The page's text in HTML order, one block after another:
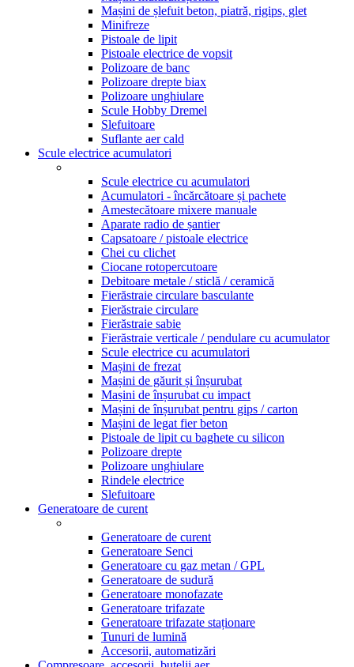
Mașini de șlefuit beton, piatră, rigips, glet
Minifreze
Pistoale de lipit
Pistoale electrice de vopsit
Polizoare de banc
Polizoare drepte biax
Polizoare unghiulare
Scule Hobby Dremel
Slefuitoare
Suflante aer cald
Scule electrice acumulatori
Scule electrice cu acumulatori
Acumulatori - încărcătoare și pachete
Amestecătoare mixere manuale
Aparate radio de șantier
Capsatoare / pistoale electrice
Chei cu clichet
Ciocane rotopercutoare
Debitoare metale / sticlă / ceramică
Fierăstraie circulare basculante
Fierăstraie circulare
Fierăstraie sabie
Fierăstraie verticale / pendulare cu acumulator
Scule electrice cu acumulatori
Mașini de frezat
Mașini de găurit și înșurubat
Mașini de înșurubat cu impact
Mașini de înșurubat pentru gips / carton
Mașini de legat fier beton
Pistoale de lipit cu baghete cu silicon
Polizoare drepte
Polizoare unghiulare
Rindele electrice
Slefuitoare
Generatoare de curent
Generatoare de curent
Generatoare Senci
Generatoare cu gaz metan / GPL
Generatoare de sudură
Generatoare monofazate
Generatoare trifazate
Generatoare trifazate staționare
Tunuri de lumină
Accesorii, automatizări